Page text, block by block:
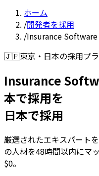
ホーム
/開発者を採用
/Insurance
🇯🇵東京・日本の採用プ
Insurance
本で採用を
日本で採用
厳選されたエキスパート
の人材を48時間以内にマ
$0。